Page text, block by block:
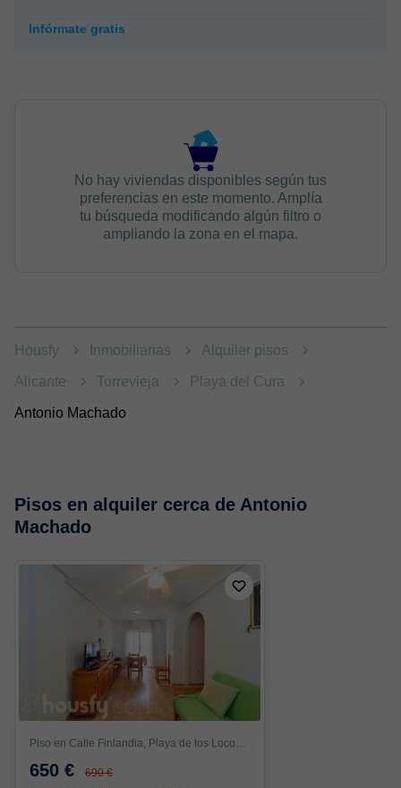
Infórmate gratis
No hay viviendas disponibles según tus
preferencias en este momento. Amplía
tu búsqueda modificando algún filtro o
ampliando la zona en el mapa.
Housfy Inmobiliarias Alquiler pisos
Alicante Torrevieja Playa del Cura
Antonio Machado
Pisos en alquiler cerca de Antonio
Machado
650 € 690 €